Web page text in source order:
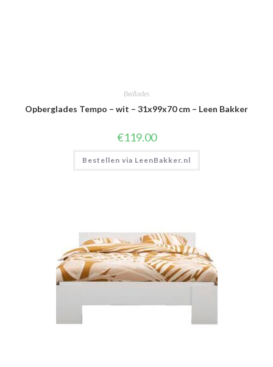
Bedlades
Opberglades Tempo – wit – 31x99x70 cm – Leen Bakker
€119.00
Bestellen via LeenBakker.nl